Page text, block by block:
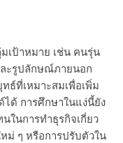
เป้าหมาย เช่น คนรุ่น
ะรูปลักษณ์ภายนอก
ธ์ที่เหมาะสมเพื่อเพิ่ม
ด้ การศึกษาในแง่นี้ยัง
ในการทำธุรกิจเกี่ยว
ม่ ๆ หรือการปรับตัวใน